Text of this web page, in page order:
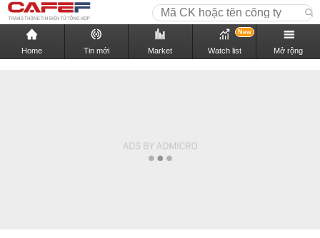
Home Tin mới Market Watch list
New
Mở rộng